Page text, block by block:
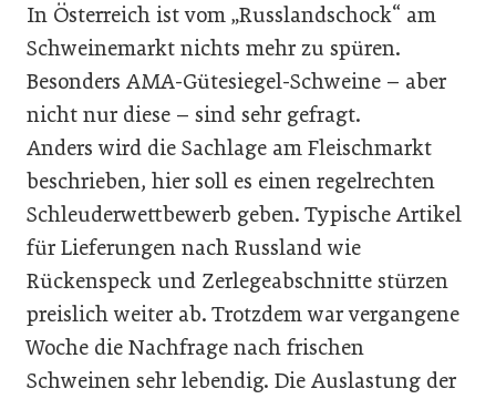
In Österreich ist vom „Russlandschock“ am
Schweinemarkt nichts mehr zu spüren.
Besonders AMA-Gütesiegel-Schweine – aber
nicht nur diese – sind sehr gefragt.
Anders wird die Sachlage am Fleischmarkt
beschrieben, hier soll es einen regelrechten
Schleuderwettbewerb geben. Typische Artikel
für Lieferungen nach Russland wie
Rückenspeck und Zerlegeabschnitte stürzen
preislich weiter ab. Trotzdem war vergangene
Woche die Nachfrage nach frischen
Schweinen sehr lebendig. Die Auslastung der